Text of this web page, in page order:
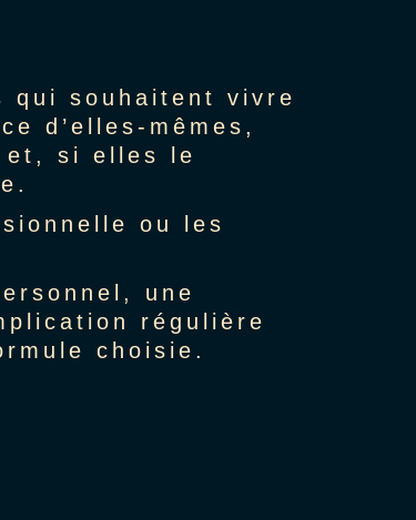
qui souhaitent vivre
d’elles-mêmes,
et, si elles le
ou les
une
régulière
choisie.